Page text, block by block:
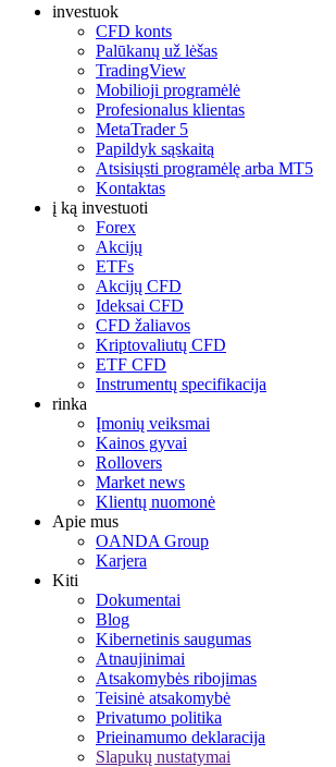
investuok
CFD konts
Palūkanų už lėšas
TradingView
Mobilioji programėlė
Profesionalus klientas
MetaTrader 5
Papildyk sąskaitą
Atsisiųsti programėlę arba MT5
Kontaktas
į ką investuoti
Forex
Akcijų
ETFs
Akcijų CFD
Ideksai CFD
CFD žaliavos
Kriptovaliutų CFD
ETF CFD
Instrumentų specifikacija
rinka
Įmonių veiksmai
Kainos gyvai
Rollovers
Market news
Klientų nuomonė
Apie mus
OANDA Group
Karjera
Kiti
Dokumentai
Blog
Kibernetinis saugumas
Atnaujinimai
Atsakomybės ribojimas
Teisinė atsakomybė
Privatumo politika
Prieinamumo deklaracija
Slapukų nustatymai